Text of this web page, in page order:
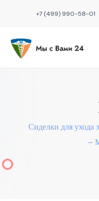
+7 (499) 990-58-01
Сиделки для
–